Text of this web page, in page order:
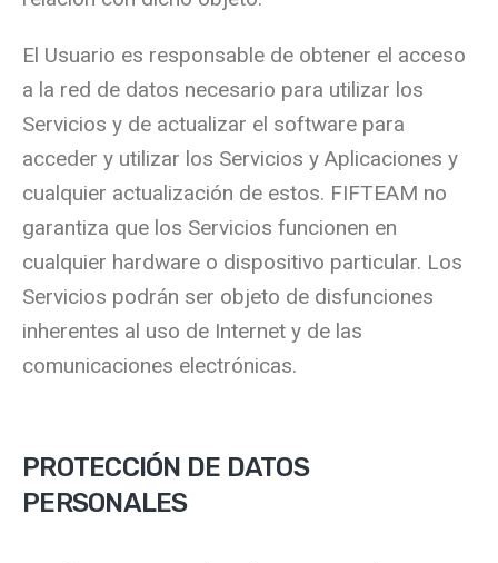
El Usuario es responsable de obtener el acceso
a la red de datos necesario para utilizar los
Servicios y de actualizar el software para
acceder y utilizar los Servicios y Aplicaciones y
cualquier actualización de estos. FIFTEAM no
garantiza que los Servicios funcionen en
cualquier hardware o dispositivo particular. Los
Servicios podrán ser objeto de disfunciones
inherentes al uso de Internet y de las
comunicaciones electrónicas.
PROTECCIÓN DE DATOS
PERSONALES